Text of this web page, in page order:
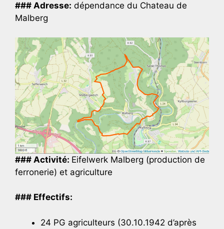
### Adresse: dépendance du Chateau de
Malberg
### Activité: Eifelwerk Malberg (production de
ferronerie) et agriculture
### Effectifs:
24 PG agriculteurs (30.10.1942 d’après